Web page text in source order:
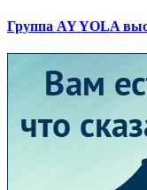
Группа AY YOLA